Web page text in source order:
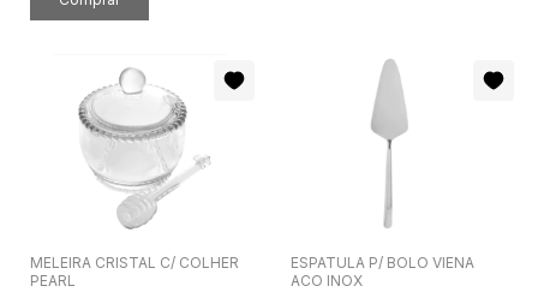
MELEIRA CRISTAL C/ COLHER
PEARL
ESPATULA P/ BOLO VIENA
ACO INOX